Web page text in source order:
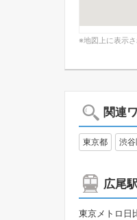
※地図上に表示
関連
東京都 渋
広尾
東京メトロ日